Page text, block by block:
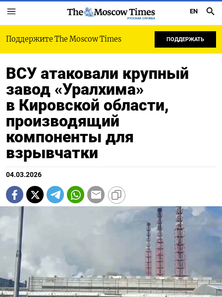
РУССКАЯ СЛУЖБА
EN
Поддержите The Moscow Times ПОДДЕРЖАТЬ
ВСУ атаковали крупный
завод «Уралхима»
в Кировской области,
производящий
компоненты для
взрывчатки
04.03.2026